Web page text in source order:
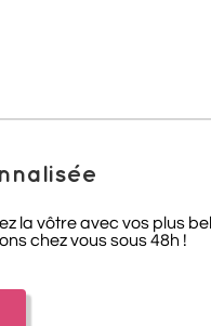
la vôtre avec vos plus
chez vous sous 48h !